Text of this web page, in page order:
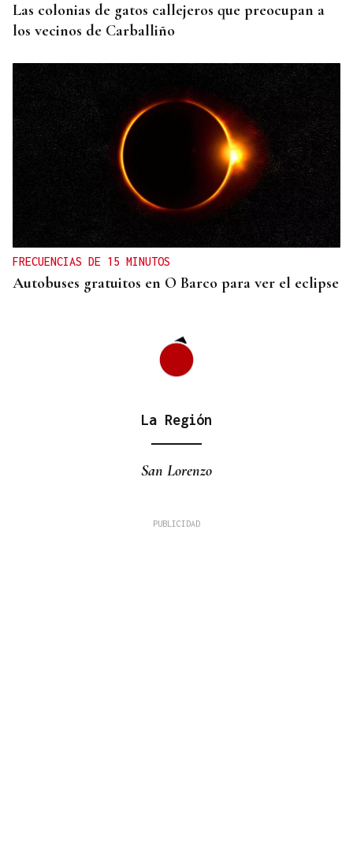
Las colonias de gatos callejeros que preocupan a
los vecinos de Carballiño
FRECUENCIAS DE 15 MINUTOS
Autobuses gratuitos en O Barco para ver el eclipse
La Región
San Lorenzo